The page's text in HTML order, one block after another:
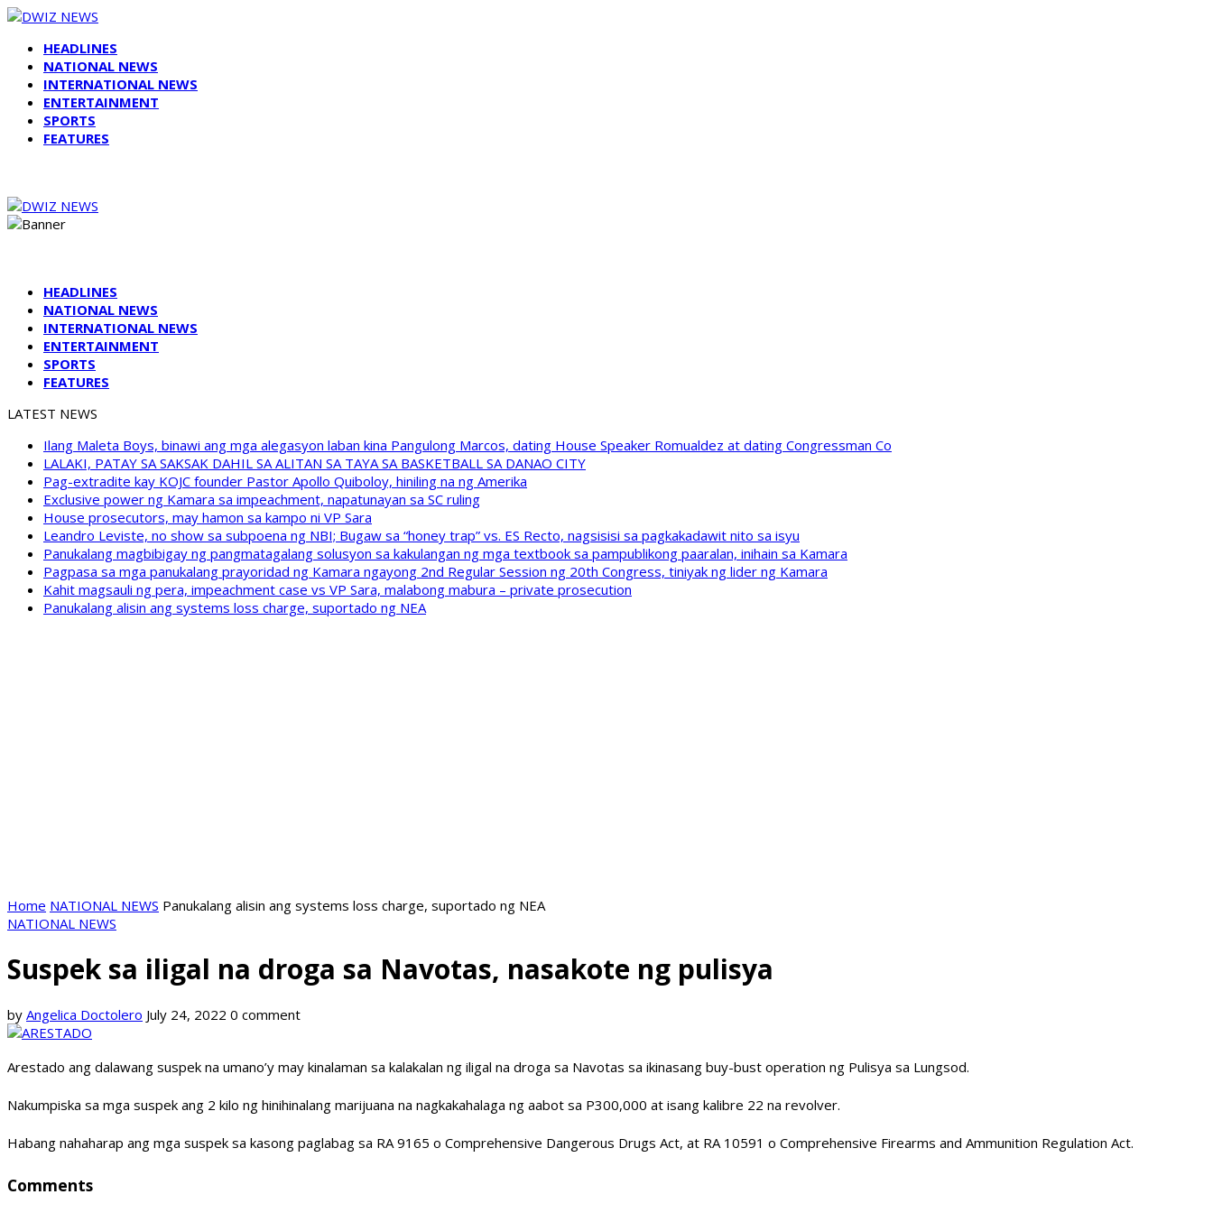
HEADLINES
NATIONAL NEWS
INTERNATIONAL NEWS
ENTERTAINMENT
SPORTS
FEATURES
HEADLINES
NATIONAL NEWS
INTERNATIONAL NEWS
ENTERTAINMENT
SPORTS
FEATURES
LATEST NEWS
Ilang Maleta Boys, binawi ang mga alegasyon laban kina Pangulong Marcos, dating House Speaker Romualdez at dating Congressman Co
LALAKI, PATAY SA SAKSAK DAHIL SA ALITAN SA TAYA SA BASKETBALL SA DANAO CITY
Pag-extradite kay KOJC founder Pastor Apollo Quiboloy, hiniling na ng Amerika
Exclusive power ng Kamara sa impeachment, napatunayan sa SC ruling
House prosecutors, may hamon sa kampo ni VP Sara
Leandro Leviste, no show sa subpoena ng NBI; Bugaw sa “honey trap” vs. ES Recto, nagsisisi sa pagkakadawit nito sa isyu
Panukalang magbibigay ng pangmatagalang solusyon sa kakulangan ng mga textbook sa pampublikong paaralan, inihain sa Kamara
Pagpasa sa mga panukalang prayoridad ng Kamara ngayong 2nd Regular Session ng 20th Congress, tiniyak ng lider ng Kamara
Kahit magsauli ng pera, impeachment case vs VP Sara, malabong mabura – private prosecution
Panukalang alisin ang systems loss charge, suportado ng NEA
Home NATIONAL NEWS Panukalang alisin ang systems loss charge, suportado ng NEA
NATIONAL NEWS
Suspek sa iligal na droga sa Navotas, nasakote ng pulisya
by Angelica Doctolero July 24, 2022 0 comment
Arestado ang dalawang suspek na umano’y may kinalaman sa kalakalan ng iligal na droga sa Navotas sa ikinasang buy-bust operation ng Pulisya sa Lungsod.
Nakumpiska sa mga suspek ang 2 kilo ng hinihinalang marijuana na nagkakahalaga ng aabot sa P300,000 at isang kalibre 22 na revolver.
Habang nahaharap ang mga suspek sa kasong paglabag sa RA 9165 o Comprehensive Dangerous Drugs Act, at RA 10591 o Comprehensive Firearms and Ammunition Regulation Act.
Comments